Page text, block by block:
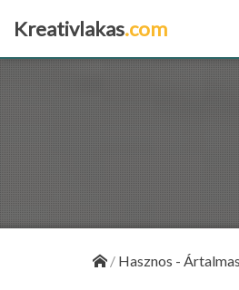
Kreativlakas.com
/ Hasznos - Ártalmas